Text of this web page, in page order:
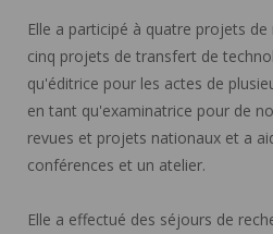
Elle a participé à quatre projets
cinq projets de transfert de
qu'éditrice pour les actes de
en tant qu'examinatrice pour de
revues et projets nationaux et a
conférences et un atelier.
Elle a effectué des séjours de